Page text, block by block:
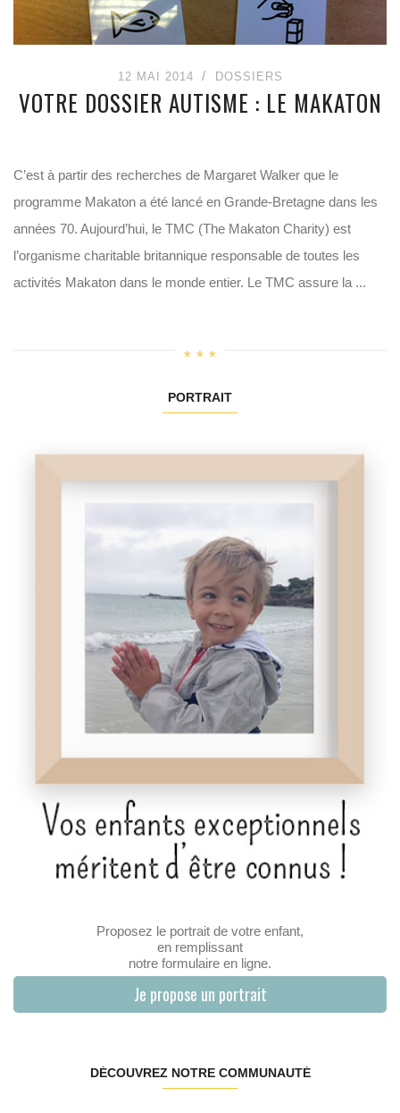
12 MAI 2014 DOSSIERS
VOTRE DOSSIER AUTISME : LE MAKATON
C’est à partir des recherches de Margaret Walker que le
programme Makaton a été lancé en Grande-Bretagne dans les
années 70. Aujourd’hui, le TMC (The Makaton Charity) est
l’organisme charitable britannique responsable de toutes les
activités Makaton dans le monde entier. Le TMC assure la ...
PORTRAIT
Proposez le portrait de votre enfant,
en remplissant
notre formulaire en ligne.
Je propose un portrait
DÉCOUVREZ NOTRE COMMUNAUTÉ